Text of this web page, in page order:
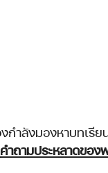
คำถามประหลาดของ